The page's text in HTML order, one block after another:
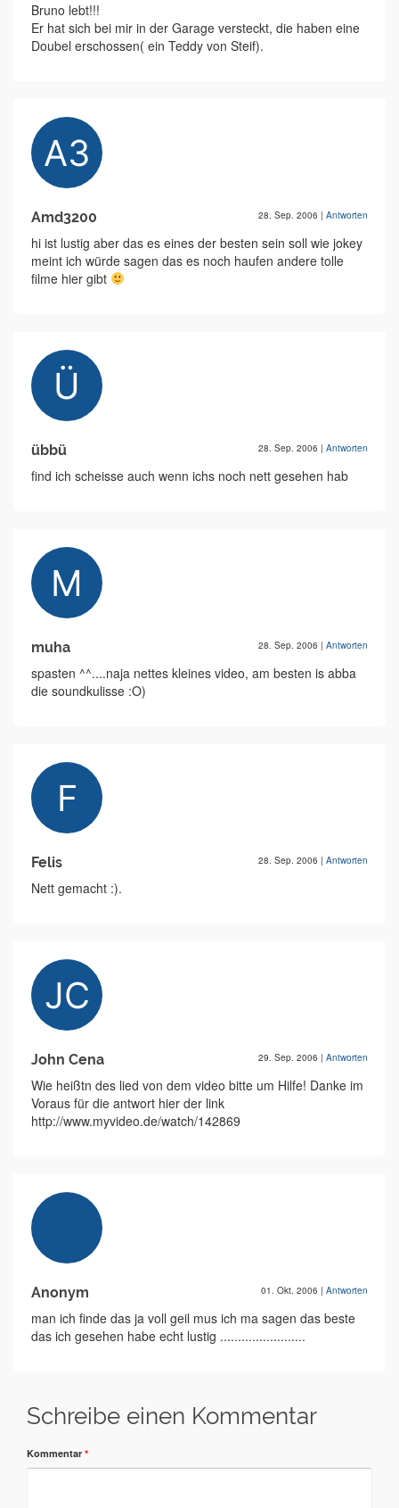
Bruno lebt!!!
Er hat sich bei mir in der Garage versteckt, die haben eine
Doubel erschossen( ein Teddy von Steif).
Amd3200 28. Sep. 2006 | Antworten
hi ist lustig aber das es eines der besten sein soll wie jokey
meint ich würde sagen das es noch haufen andere tolle
filme hier gibt
übbü 28. Sep. 2006 | Antworten
find ich scheisse auch wenn ichs noch nett gesehen hab
muha 28. Sep. 2006 | Antworten
spasten ^^....naja nettes kleines video, am besten is abba
die soundkulisse :O)
Felis 28. Sep. 2006 | Antworten
Nett gemacht :).
John Cena 29. Sep. 2006 | Antworten
Wie heißtn des lied von dem video bitte um Hilfe! Danke im
Voraus für die antwort hier der link
http://www.myvideo.de/watch/142869
Anonym 01. Okt. 2006 | Antworten
man ich finde das ja voll geil mus ich ma sagen das beste
das ich gesehen habe echt lustig ........................
Schreibe einen Kommentar
Kommentar *